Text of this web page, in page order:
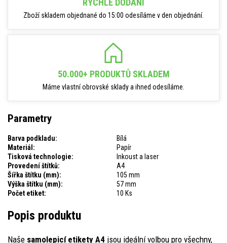
RYCHLÉ DODÁNÍ
Zboží skladem objednané do 15:00 odesíláme v den objednání.
50.000+ PRODUKTŮ SKLADEM
Máme vlastní obrovské sklady a ihned odesíláme.
Parametry
Barva podkladu:
Bílá
Materiál:
Papír
Tisková technologie:
Inkoust a laser
Provedení štítků:
A4
Šířka štítku (mm):
105 mm
Výška štítku (mm):
57 mm
Počet etiket:
10 Ks
Popis produktu
Naše samolepicí etikety A4 jsou ideální volbou pro všechny,